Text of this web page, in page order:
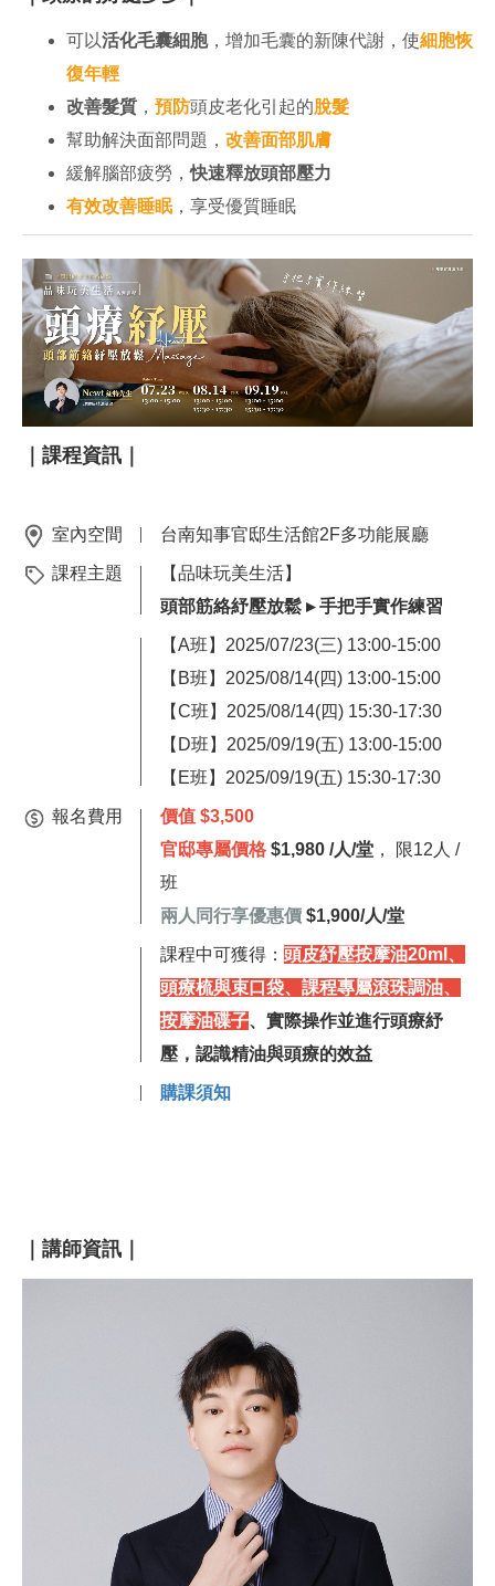
可以活化毛囊細胞，增加毛囊的新陳代謝，使細胞恢
復年輕
改善髮質 ， 預防頭皮老化引起的脫髮
幫助解決面部問題， 改善面部肌膚
緩解腦部疲勞，快速釋放頭部壓力
有效改善睡眠，享受優質睡眠
｜課程資訊｜
室內空間 台南知事官邸生活館2F多功能展廳
課程主題
【品味玩美生活】
頭部筋絡紓壓放鬆 ▸ 手把手實作練習
【A班】2025/07/23(三) 13:00-15:00
【B班】2025/08/14(四) 13:00-15:00
【C班】2025/08/14(四) 15:30-17:30
【D班】 2025/09/19(五) 13:00-15:00
【E班】2025/09/19(五) 15:30-17:30
報名費用
價值 $3,500
官邸專屬價格 $1,980 /人/堂 ， 限12人 /
班
兩人同行享優惠價 $1,900/人/堂
課程中可獲得： 頭皮紓壓按摩油20ml、
頭療梳與束口袋、課程專屬滾珠調油、
按摩油碟子、實際操作並進行頭療紓
壓，認識精油與頭療的效益
購課須知
｜講師資訊｜